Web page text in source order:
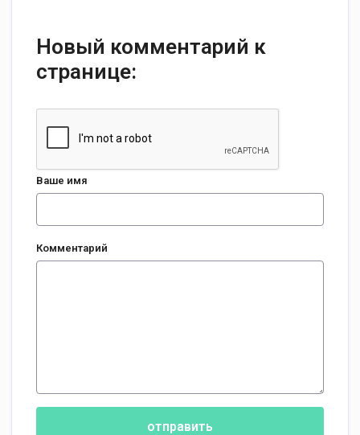
Новый комментарий к
странице:
Ваше имя
Комментарий
отправить